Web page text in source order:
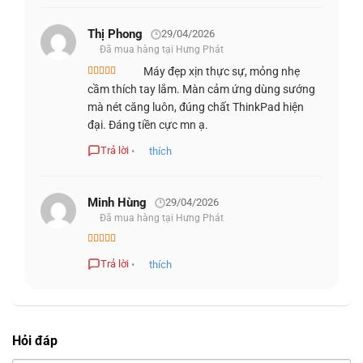
Điểm mạnh của X9 14 là cảm giác thị giác hiện đại hơn
nhiều năm qua. Nó không làm mất đi sự nghiêm túc của
xuyên làm việc di động. Điều đó rất quan trọng với nhóm
khách hàng mua máy không chỉ để chạy công việc, mà còn
Thị Phong 29/04/2026
Đã mua hàng tại Hưng Phát
Được xếp
hạng55 sao
Máy đẹp xịn thực sự, mỏng nhẹ
cầm thích tay lắm. Màn cảm ứng dùng sướng
mà nét căng luôn, đúng chất ThinkPad hiện
đại. Đáng tiền cực mn ạ.
Trả lời • thích
Minh Hùng 29/04/2026
Đã mua hàng tại Hưng Phát
hạng45
sao
Trả lời • thích
Hỏi đáp